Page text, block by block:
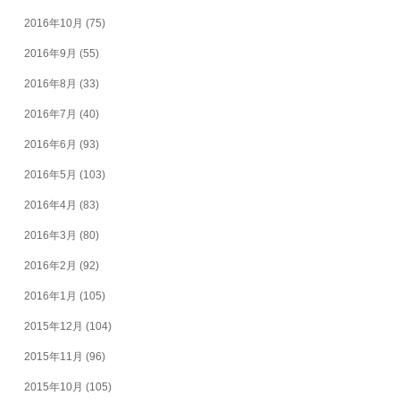
2016年10月 (75)
2016年9月 (55)
2016年8月 (33)
2016年7月 (40)
2016年6月 (93)
2016年5月 (103)
2016年4月 (83)
2016年3月 (80)
2016年2月 (92)
2016年1月 (105)
2015年12月 (104)
2015年11月 (96)
2015年10月 (105)